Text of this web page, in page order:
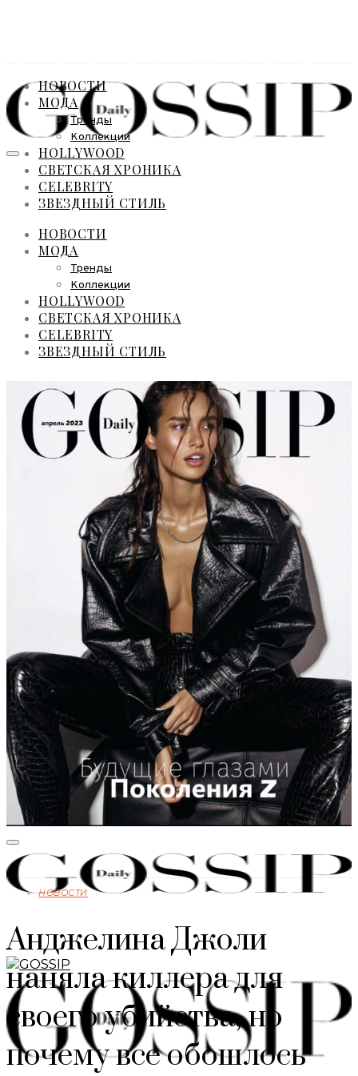
НОВОСТИ
МОДА
Тренды
Коллекции
HOLLYWOOD
СВЕТСКАЯ ХРОНИКА
CELEBRITY
ЗВЕЗДНЫЙ СТИЛЬ
НОВОСТИ
МОДА
Тренды
Коллекции
HOLLYWOOD
СВЕТСКАЯ ХРОНИКА
CELEBRITY
ЗВЕЗДНЫЙ СТИЛЬ
НОВОСТИ
Анджелина Джоли
наняла киллера для
своего убийства, но
почему все обошлось